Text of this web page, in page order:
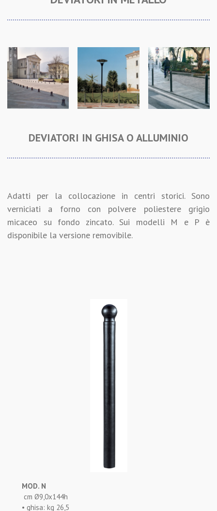
DEVIATORI IN GHISA O ALLUMINIO
Adatti per la collocazione in centri storici. Sono
verniciati a forno con polvere poliestere grigio
micaceo su fondo zincato. Sui modelli M e P è
disponibile la versione removibile.
MOD. N
cm Ø9,0x144h
• ghisa: kg 26,5